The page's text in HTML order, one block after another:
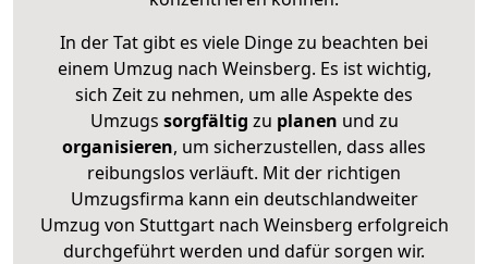
In der Tat gibt es viele Dinge zu beachten bei
einem Umzug nach Weinsberg. Es ist wichtig,
sich Zeit zu nehmen, um alle Aspekte des
Umzugs sorgfältig zu planen und zu
organisieren, um sicherzustellen, dass alles
reibungslos verläuft. Mit der richtigen
Umzugsfirma kann ein deutschlandweiter
Umzug von Stuttgart nach Weinsberg erfolgreich
durchgeführt werden und dafür sorgen wir.